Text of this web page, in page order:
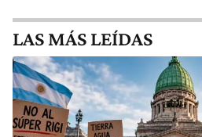
LAS MÁS LEÍDAS